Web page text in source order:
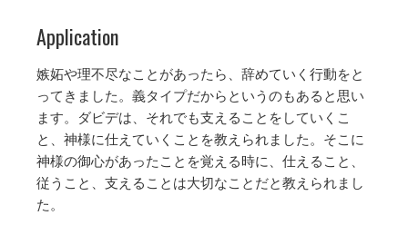
Application
嫉妬や理不尽なことがあったら、辞めていく行動をと
ってきました。義タイプだからというのもあると思い
ます。ダビデは、それでも支えることをしていくこ
と、神様に仕えていくことを教えられました。そこに
神様の御心があったことを覚える時に、仕えること、
従うこと、支えることは大切なことだと教えられまし
た。